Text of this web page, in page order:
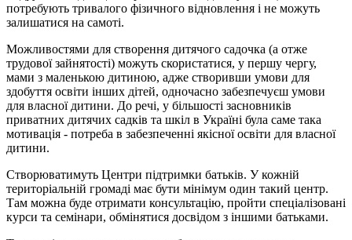
потребують тривалого фізичного відновлення і не можуть
залишатися на самоті.
Можливостями для створення дитячого садочка (а отже
трудової зайнятості) можуть скористатися, у першу чергу,
мами з маленькою дитиною, адже створивши умови для
здобуття освіти інших дітей, одночасно забезпечуєш умови
для власної дитини. До речі, у більшості засновників
приватних дитячих садків та шкіл в Україні була саме така
мотивація - потреба в забезпеченні якісної освіти для власної
дитини.
Створюватимуть Центри підтримки батьків. У кожній
територіальній громаді має бути мінімум один такий центр.
Там можна буде отримати консультацію, пройти спеціалізовані
курси та семінари, обмінятися досвідом з іншими батьками.